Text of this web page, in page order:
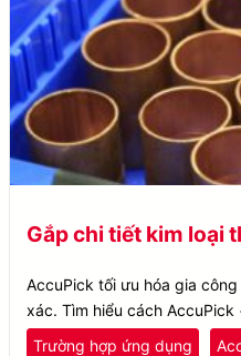
Gắp chi tiết kim loại
AccuPick tối ưu hóa gia
xác. Tìm hiểu cách
chăm sóc máy với AI.
Trường hợp ứng dụng